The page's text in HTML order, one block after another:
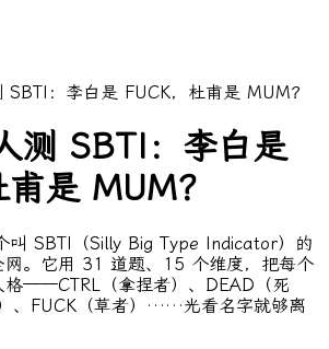
SBTI：李白是 FUCK，杜甫是 MUM？
测 SBTI：李白是
是 MUM？
SBTI（Silly Big Type Indicator）的
网。它用 31 道题、15 个维度，把每个
——CTRL（拿捏者）、DEAD（死
、FUCK（草者）……光看名字就够离